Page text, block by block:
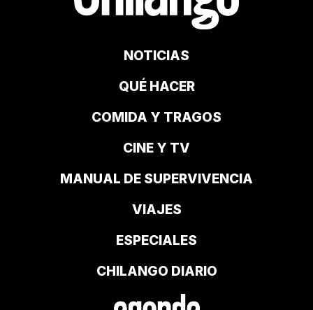
NOTICIAS
QUÉ HACER
COMIDA Y TRAGOS
CINE Y TV
MANUAL DE SUPERVIVENCIA
VIAJES
ESPECIALES
CHILANGO DIARIO